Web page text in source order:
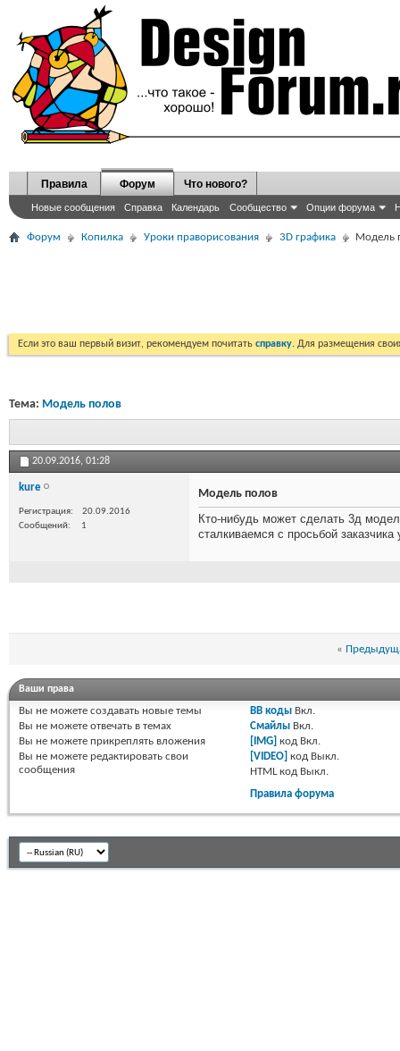
Правила Форум
Новые сообщения Справка Календарь Сообщество Опции форума
Что нового?
Форум Копилка Уроки праворисования 3D графика Модель
Если это ваш первый визит, рекомендуем почитать справку. Для размещения
Тема: Модель полов
20.09.2016, 01:28
kure
Регистрация
20.09.2016
Сообщений
1
Модель полов
Кто-нибудь может сделать 3д
сталкиваемся с просьбой
«
Ваши права
Вы не можете создавать новые темы
Вы не можете отвечать в темах
Вы не можете прикреплять вложения
Вы не можете редактировать свои
сообщения
BB коды Вкл.
Смайлы Вкл.
[IMG] код Вкл.
[VIDEO] код Выкл.
HTML код Выкл.
Правила форума